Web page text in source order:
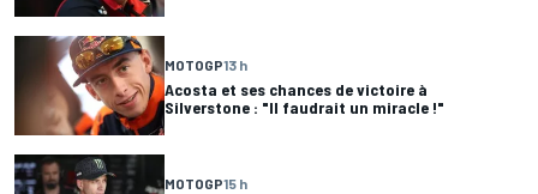
MOTOGP13 h
Acosta et ses chances de victoire à
Silverstone : "Il faudrait un miracle !"
MOTOGP15 h